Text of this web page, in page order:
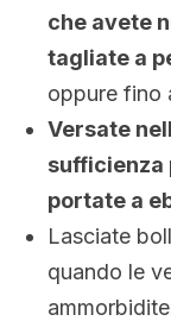
che avete
tagliate a
oppure fino
Versate
sufficienza
portate a
Lasciate
quando le